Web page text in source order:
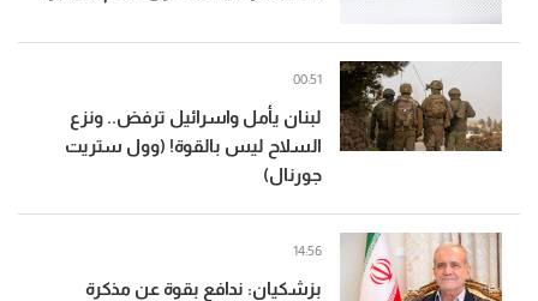
لبنان يأمل واسرائيل ترفض.. ونزع
السلاح ليس بالقوة! (وول ستريت
جورنال)
00:51
بزشكيان: ندافع بقوة عن مذكرة
14:56